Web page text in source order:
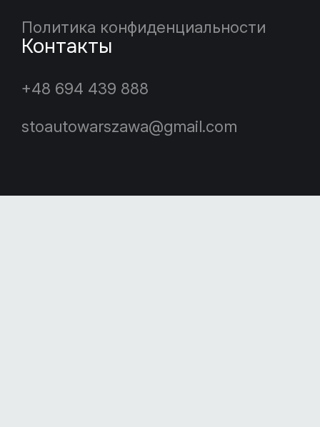
Политика конфиденциальности
Контакты
+48 694 439 888
stoautowarszawa@gmail.com